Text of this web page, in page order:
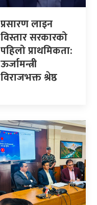
प्रसारण लाइन
विस्तार सरकारको
पहिलो प्राथमिकता:
ऊर्जामन्त्री
विराजभक्त श्रेष्ठ